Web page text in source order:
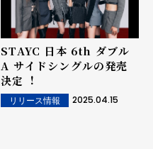
STAYC ⽇本 6th ダブル
A サイドシングルの発売
決定︕
リリース情報 2025.04.15